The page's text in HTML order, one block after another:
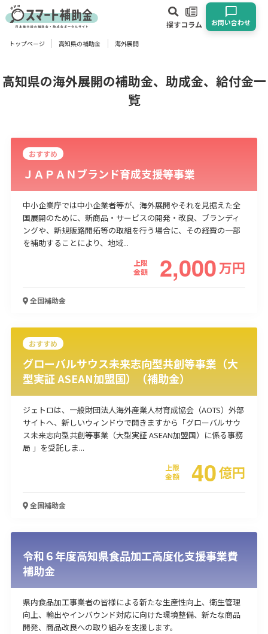
探すコラム お問い合わせ
対象
業種
物流・運輸業 製造業 情報通信業 卸売･小売業
飲食業
建設･不動産業
サービス業 医療･福祉 農業･林業
漁業
宿泊･旅館業
その他
経営改善・経営強化
人材採用・雇用
人材育成・福利厚生
特許・知的財産
起業・創業
環境・省エネ
テレワーク
受付中のみ
トップページ 高知県の補助金 海外展開
高知県の海外展開の補助金、助成金、給付金一
覧
おすすめ
ＪＡＰＡＮブランド育成支援等事業
中小企業庁では中小企業者等が、海外展開やそれを見据えた全
国展開のために、新商品・サービスの開発・改良、ブランディ
ングや、新規販路開拓等の取組を行う場合に、その経費の一部
を補助することにより、地域...
上限
金額
2,000万円
全国補助金
おすすめ
グローバルサウス未来志向型共創等事業（大
型実証 ASEAN加盟国）（補助金）
ジェトロは、一般財団法人海外産業人材育成協会（AOTS）外部
サイトへ、新しいウィンドウで開きますから「グローバルサウ
ス未来志向型共創等事業（大型実証 ASEAN加盟国）に係る事務
局 」を受託しま...
上限
金額
40億円
全国補助金
令和６年度高知県食品加工高度化支援事業費
補助金
県内食品加工事業者の皆様による新たな生産性向上、衛生管理
向上、輸出やインバウンド対応に向けた環境整備、新たな商品
開発、商品改良への取り組みを支援します。